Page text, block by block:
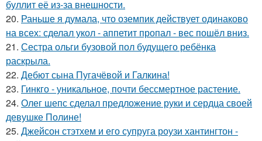
буллит её из-за внешности.
20. Раньше я думала, что оземпик действует одинаково
на всех: сделал укол - аппетит пропал - вес пошёл вниз.
21. Сестра ольги бузовой пол будущего ребёнка
раскрыла.
22. Дебют сына Пугачёвой и Галкина!
23. Гинкго - уникальное, почти бессмертное растение.
24. Олег шепс сделал предложение руки и сердца своей
девушке Полине!
25. Джейсон стэтхем и его супруга роузи хантингтон -